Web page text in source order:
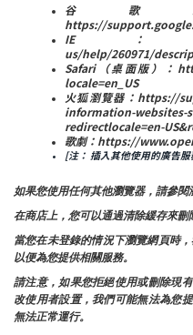
谷歌
https://
IE：https://
us/help/260971/
Safari（桌面版）：
locale=en_US
火狐瀏覽器：https://
information-websites-
redirectlocale=en-
歌劇：https://
[注： 插入其他使用的廣告
如果您使用任何其他瀏覽器，請參閱
在商店上，您可以通過清除緩存來刪
當您在未登錄的情況下瀏覽網頁時
以便為您提供相關服務。
請注意，如果您拒絕使用或刪除現
改使用者設置，我們可能無法為您
無法正常運行。